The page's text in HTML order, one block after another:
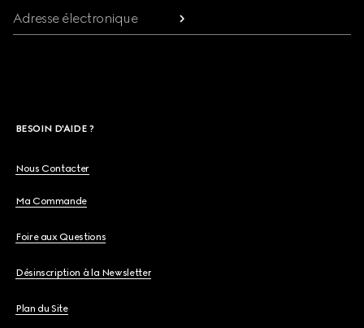
Adresse électronique
BESOIN D'AIDE ?
Nous Contacter
Ma Commande
Foire aux Questions
Désinscription à la Newsletter
Plan du Site